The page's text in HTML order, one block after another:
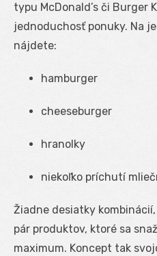
typu McDonald’s či Burger
jednoduchosť ponuky. Na
nájdete:
hamburger
cheeseburger
hranolky
niekoľko príchutí
Žiadne desiatky
pár produktov, ktoré sa
maximum. Koncept tak